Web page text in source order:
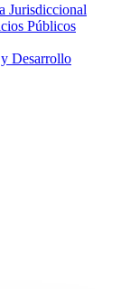
Jurisdiccional
Públicos
Desarrollo